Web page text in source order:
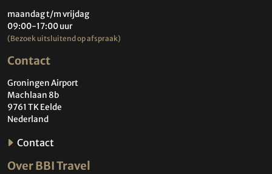
maandag t/m vrijdag
09:00-17:00 uur
(Bezoek uitsluitend op afspraak)
Contact
Groningen Airport
Machlaan 8b
9761 TK Eelde
Nederland
Contact
Over BBI Travel